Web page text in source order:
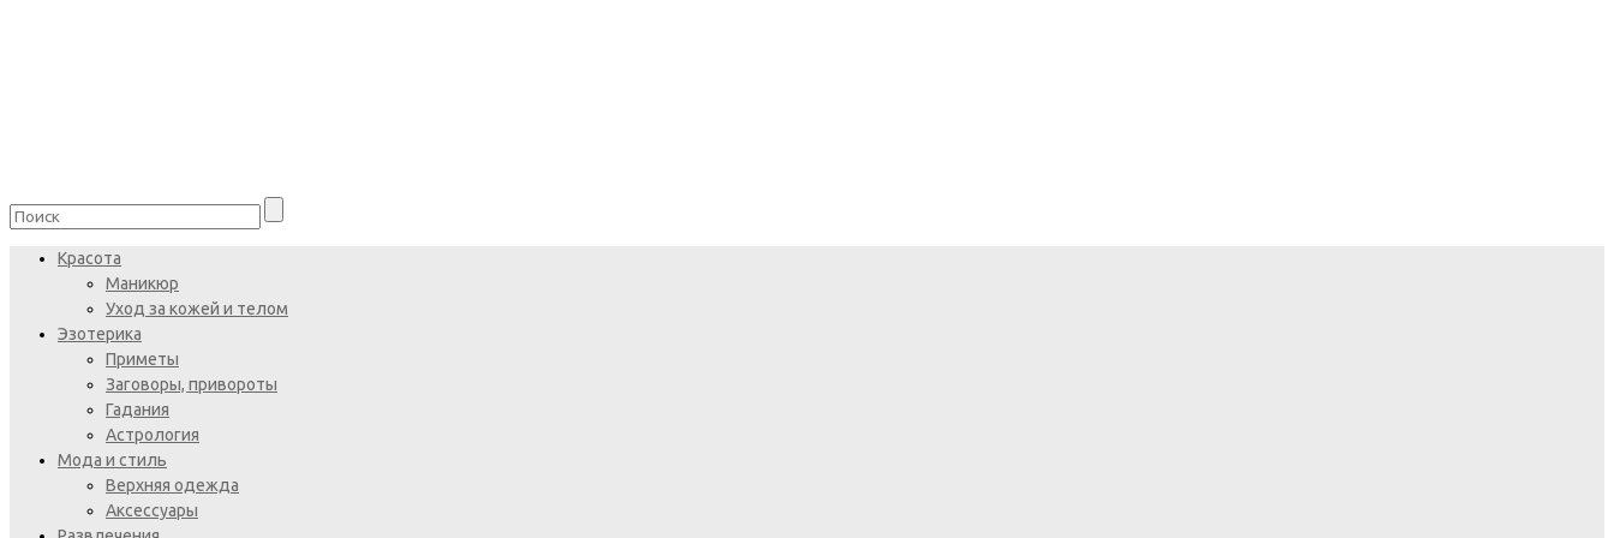
Красота
Маникюр
Уход за кожей и телом
Эзотерика
Приметы
Заговоры, привороты
Гадания
Астрология
Мода и стиль
Верхняя одежда
Аксессуары